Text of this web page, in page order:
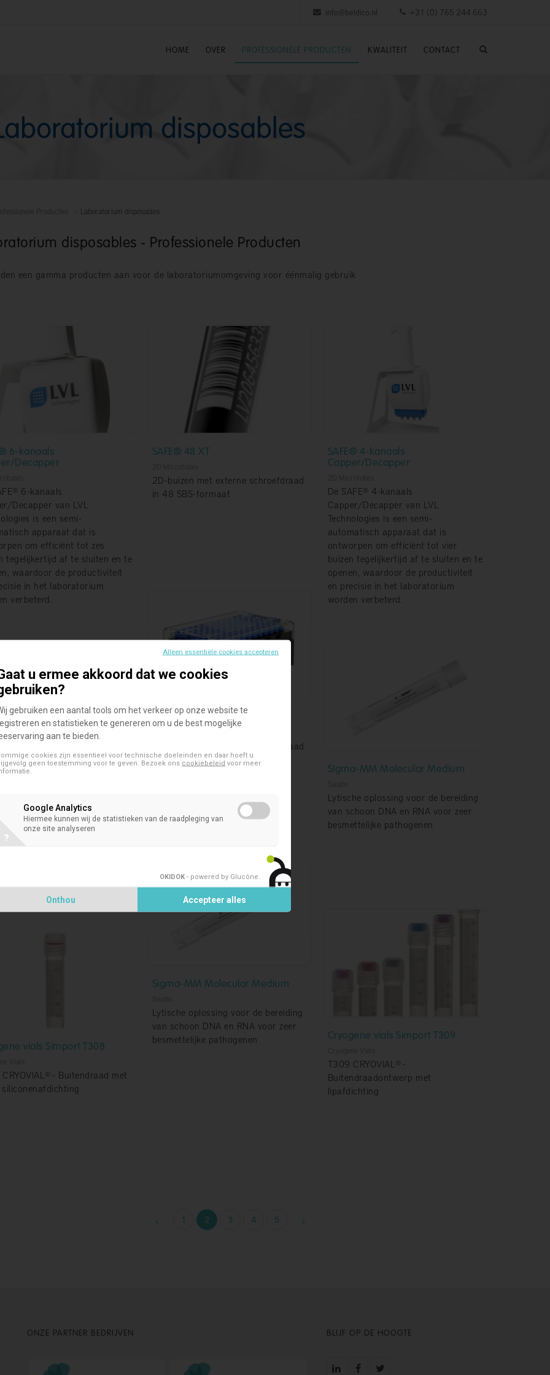
+31 (0) 765 244 663
info@beldico.nl
HOME OVER PROFESSIONELE PRODUCTEN KWALITEIT CONTACT
disposables
Laboratorium disposables
disposables - Professionele Producten
een gamma producten aan voor de laboratoriumomgeving voor éénmalig gebruik
6-kanaals
Decapper
6-kanaals
Decapper van LVL
is een semi-
apparaat dat is
om efficiënt tot zes
tegelijkertijd af te sluiten en te
waardoor de productiviteit
in het laboratorium
verbeterd.
SAFE® 48 XT
2D-buizen met externe schroefdraad
in 48 SBS-formaat
SAFE® 4-kanaals
Capper/Decapper
De SAFE® 4-kanaals
Capper/Decapper van LVL
Technologies is een semi-
automatisch apparaat dat is
ontworpen om efficiënt tot vier
buizen tegelijkertijd af te sluiten en te
openen, waardoor de productiviteit
en precisie in het laboratorium
worden verbeterd.
SAFE® 24 XT
2D-buizen met externe schroefdraad
in 24 SBS-formaat
1-kanaals
Decapper
1-kanaals
Decapper van LVL
is een semi-
batterij-aangedreven
voor het efficiënt afsluiten
van individuele buizen.
Sigma-MM Molecular Medium
Lytische oplossing voor de bereiding
van schoon DNA en RNA voor zeer
besmettelijke pathogenen
Sigma-MM Molecular Medium
Lytische oplossing voor de bereiding
van schoon DNA en RNA voor zeer
besmettelijke pathogenen
Cryogene vials Simport T309
T309 CRYOVIAL® -
Buitendraadontwerp met
lipafdichting
vials Simport T308
- Buitendraad met
siliconenafdichting
1 2 3 4 5
ONZE PARTNER BEDRIJVEN BLIJF OP DE HOOGTE
Alleen essentiële cookies accepteren
u ermee akkoord dat we cookies
gebruiken een aantal tools om het verkeer op onze website te
en statistieken te genereren om u de best mogelijke
aan te bieden.
cookies zijn essentieel voor technische doeleinden en daar hoeft u
geen toestemming voor te geven. Bezoek ons cookiebeleid voor meer
Google Analytics
Hiermee kunnen wij de statistieken van de raadpleging van
onze site analyseren
?
OKIDOK - powered by Glucône
Onthou Accepteer alles